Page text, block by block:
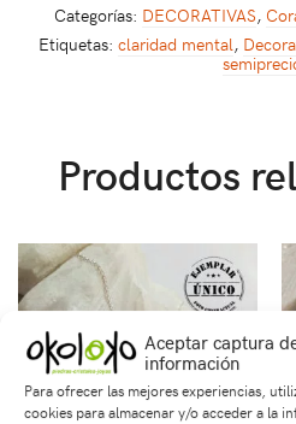
Aceptar captura
información
Para ofrecer las mejores experiencias,
cookies para almacenar y/o acceder a la
Categorías: DECORATIVAS,
Etiquetas: claridad mental,
Productos